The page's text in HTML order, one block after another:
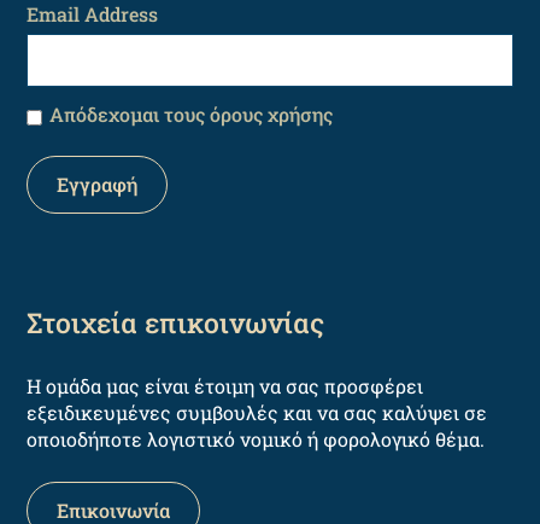
Email Address
Απόδεχομαι τους όρους χρήσης
Στοιχεία επικοινωνίας
Η ομάδα μας είναι έτοιμη να σας προσφέρει
εξειδικευμένες συμβουλές και να σας καλύψει σε
οποιοδήποτε λογιστικό νομικό ή φορολογικό θέμα.
Επικοινωνία